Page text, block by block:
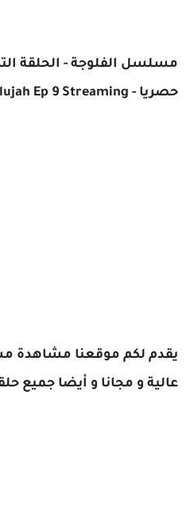
مسلسل الفلوجة - الحلقة
حصريا - Fallujah Ep 9 Streaming
يقدم لكم موقعنا مشاهدة
عالية و مجانا و أيضا جميع